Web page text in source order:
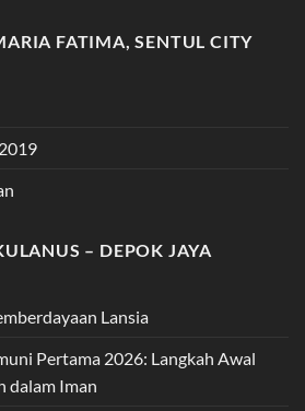
FATIMA, SENTUL CITY
– DEPOK JAYA
Lansia
Pertama 2026: Langkah Awal
dalam Iman